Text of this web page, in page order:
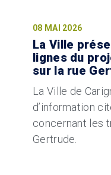
08 MAI 2026
La Ville
lignes du
sur la rue
La Ville de
d’information
concernant les
Gertrude.